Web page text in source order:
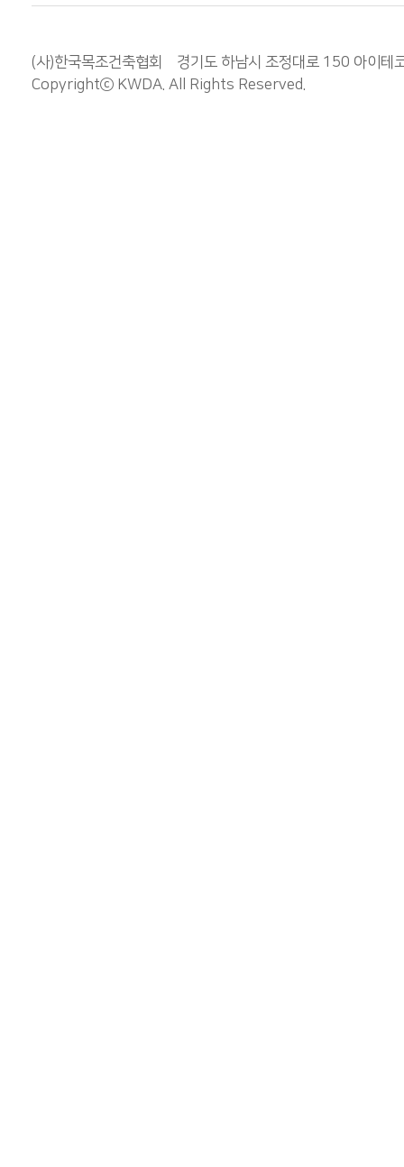
(사)한국목조건축협회 경기도 하남시 조정대로 150 아
Copyrightⓒ KWDA. All Rights Reserved.